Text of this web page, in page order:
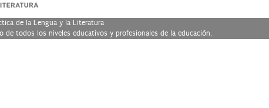
de la Lengua y la Literatura
todos los niveles educativos y profesionales de la educación.